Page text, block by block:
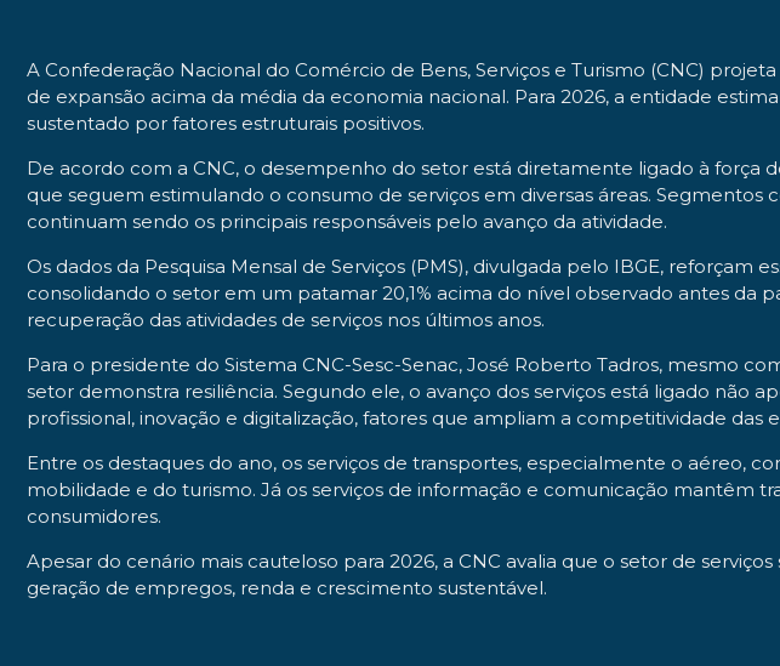
A Confederação Nacional do Comércio de Bens, Serviços e Turismo (CNC)
de expansão acima da média da economia nacional. Para 2026, a entidade
sustentado por fatores estruturais positivos.
De acordo com a CNC, o desempenho do setor está diretamente ligado à
que seguem estimulando o consumo de serviços em diversas áreas.
continuam sendo os principais responsáveis pelo avanço da atividade.
Os dados da Pesquisa Mensal de Serviços (PMS), divulgada pelo IBGE,
consolidando o setor em um patamar 20,1% acima do nível observado antes da
recuperação das atividades de serviços nos últimos anos.
Para o presidente do Sistema CNC-Sesc-Senac, José Roberto Tadros, mesmo
setor demonstra resiliência. Segundo ele, o avanço dos serviços está ligado
profissional, inovação e digitalização, fatores que ampliam a competitividade das
Entre os destaques do ano, os serviços de transportes, especialmente o aéreo,
mobilidade e do turismo. Já os serviços de informação e comunicação mantêm
consumidores.
Apesar do cenário mais cauteloso para 2026, a CNC avalia que o setor de
geração de empregos, renda e crescimento sustentável.